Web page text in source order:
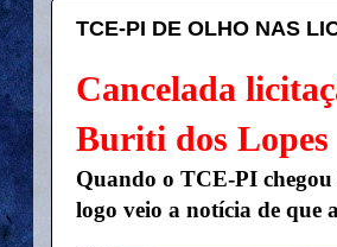
TCE-PI DE OLHO NAS
Cancelada
Buriti dos Lopes
Quando o TCE-PI
logo veio a notícia de que